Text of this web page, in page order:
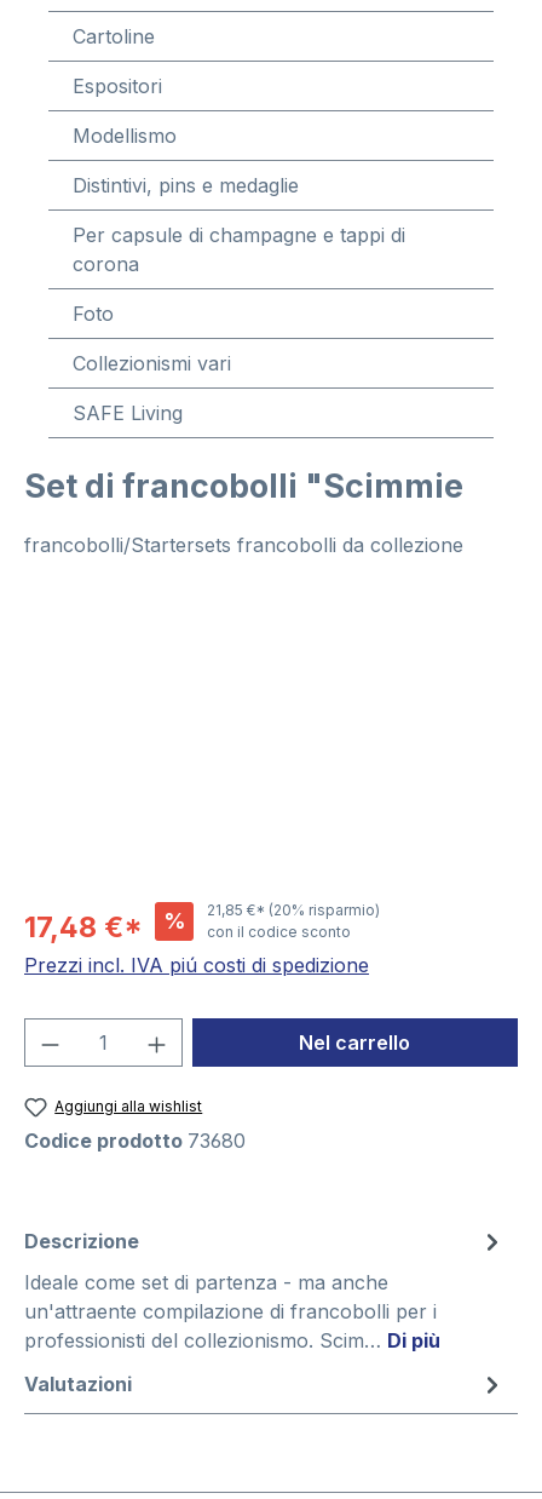
Cartoline
Espositori
Modellismo
Distintivi, pins e medaglie
Per capsule di champagne e tappi di
corona
Foto
Collezionismi vari
SAFE Living
Set di francobolli "Scimmie
francobolli/Startersets francobolli da collezione
17,48 €* % 21,85 €* (20% risparmio)
con il codice sconto
Prezzi incl. IVA piú costi di spedizione
Quantità del prodotto: inserisci la
Nel carrello
Aggiungi alla wishlist
Codice prodotto 73680
Descrizione
Ideale come set di partenza - ma anche
un'attraente compilazione di francobolli per i
professionisti del collezionismo. Scim… Di più
Valutazioni